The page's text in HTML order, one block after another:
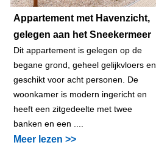
Appartement met Havenzicht,
gelegen aan het Sneekermeer
Dit appartement is gelegen op de
begane grond, geheel gelijkvloers en
geschikt voor acht personen. De
woonkamer is modern ingericht en
heeft een zitgedeelte met twee
banken en een ....
Meer lezen >>